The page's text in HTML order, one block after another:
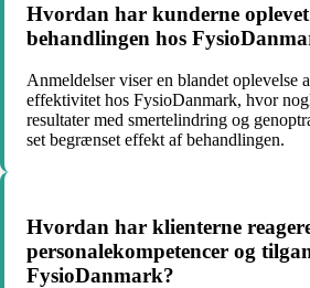
Hvordan har kunderne
behandlingen hos
Anmeldelser viser en blandet oplevelse
effektivitet hos FysioDanmark, hvor
resultater med smertelindring og
set begrænset effekt af behandlingen.
Hvordan har klienterne
personalekompetencer og
FysioDanmark?